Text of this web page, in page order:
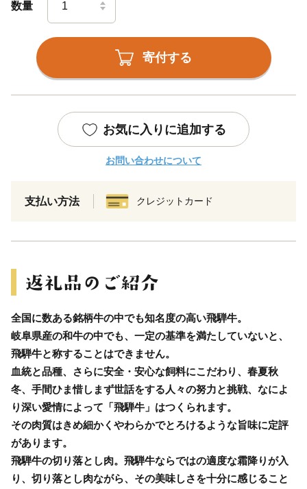
数量
寄付する
お気に入りに追加する
お問い合わせについて
支払い方法 クレジットカード
全国に数ある銘柄牛の中でも知名度の高い飛騨牛。
岐阜県産の和牛の中でも、一定の基準を満たしていないと、
飛騨牛と称することはできません。
血統と品種、さらに安全・安心な飼料にこだわり、春夏秋
冬、手間ひま惜しまず世話をする人々の努力と挑戦、なによ
り深い愛情によって「飛騨牛」はつくられます。
その肉質はきめ細かくやわらかでとろけるような旨味に定評
があります。
飛騨牛の切り落とし肉。飛騨牛ならではの適度な霜降りが入
り、切り落とし肉ながら、その美味しさを十分に感じること